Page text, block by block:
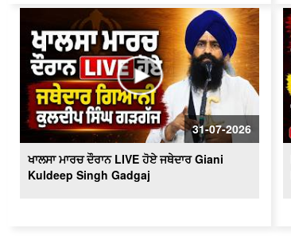
31-07-2026
ਖਾਲਸਾ ਮਾਰਚ ਦੌਰਾਨ LIVE ਹੋਏ ਜਥੇਦਾਰ Giani
Kuldeep Singh Gadgaj